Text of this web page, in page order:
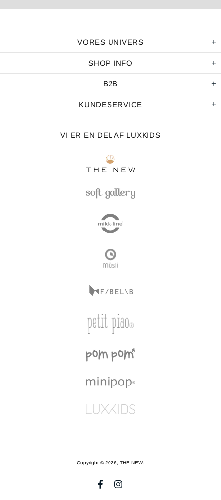
VORES UNIVERS
SHOP INFO
B2B
KUNDESERVICE
VI ER EN DEL AF LUXKIDS
Copyright © 2026, THE NEW.